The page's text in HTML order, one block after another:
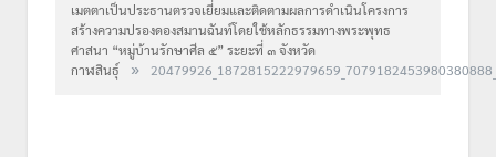
เมตตาเป็นประธานตรวจเยี่ยมและติดตามผลการดำเนินโครงการ
สร้างความปรองดองสมานฉันท์โดยใช้หลักธรรมทางพระพุทธ
ศาสนา “หมู่บ้านรักษาศีล ๕” ระยะที่ ๓ จังหวัด
กาฬสินธุ์
»